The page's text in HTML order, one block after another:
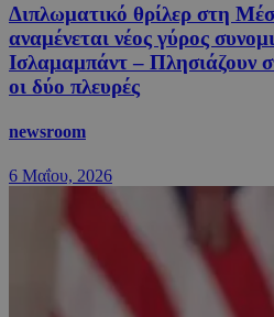
Διπλωματικό θρίλερ στη
αναμένεται νέος γύρος
Ισλαμαμπάντ – Πλησιάζουν
οι δύο πλευρές
newsroom
6 Μαΐου, 2026